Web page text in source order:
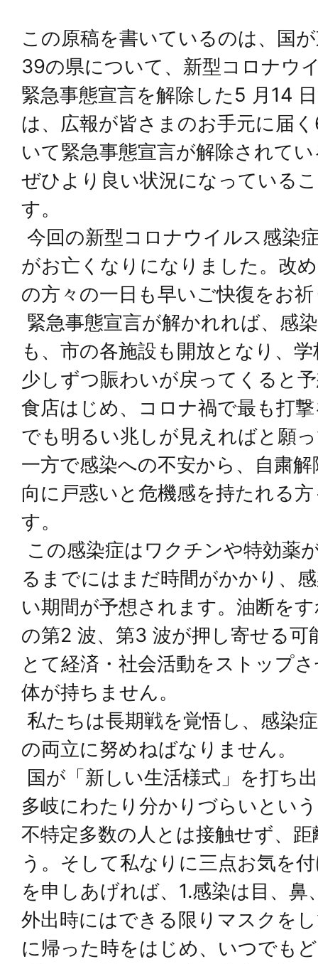
この原稿を書いているのは、国
39の県について、新型コロナウ
緊急事態宣言を解除した5 月14
は、広報が皆さまのお手元に届
いて緊急事態宣言が解除されて
ぜひより良い状況になっている
す。
今回の新型コロナウイルス感染
がお亡くなりになりました。改
の方々の一日も早いご快復をお
緊急事態宣言が解かれれば、感
も、市の各施設も開放となり、
少しずつ賑わいが戻ってくると
食店はじめ、コロナ禍で最も打
でも明るい兆しが見えればと願
一方で感染への不安から、自粛
向に戸惑いと危機感を持たれる
す。
この感染症はワクチンや特効薬
るまでにはまだ時間がかかり、
い期間が予想されます。油断を
の第2 波、第3 波が押し寄せる
とて経済・社会活動をストップ
体が持ちません。
私たちは長期戦を覚悟し、感染
の両立に努めねばなりません。
国が「新しい生活様式」を打ち
多岐にわたり分かりづらいとい
不特定多数の人とは接触せず、
う。そして私なりに三点お気を
を申しあげれば、1.感染は目、
外出時にはできる限りマスクを
に帰った時をはじめ、いつでも